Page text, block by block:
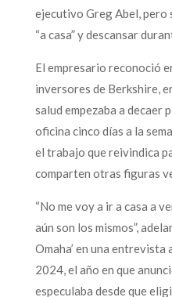
ejecutivo Greg Abel, pero
“a casa” y descansar
El empresario reconoció
inversores de Berkshire,
salud empezaba a decaer
oficina cinco días a la
el trabajo que reivindica
comparten otras figuras
“No me voy a ir a casa a
aún son los mismos”,
Omaha’ en una
2024, el año en que
especulaba desde que